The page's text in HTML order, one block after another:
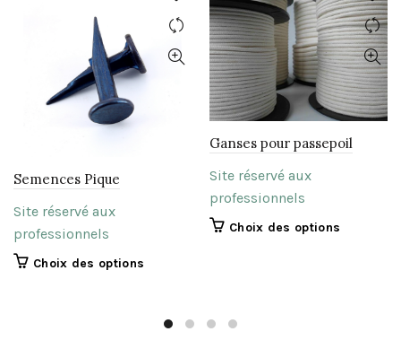
Semences Pique
Site réservé aux
professionnels
Choix des options
plusieurs
Ganses pour passepoil
Site réservé aux
professionnels
Choix des options